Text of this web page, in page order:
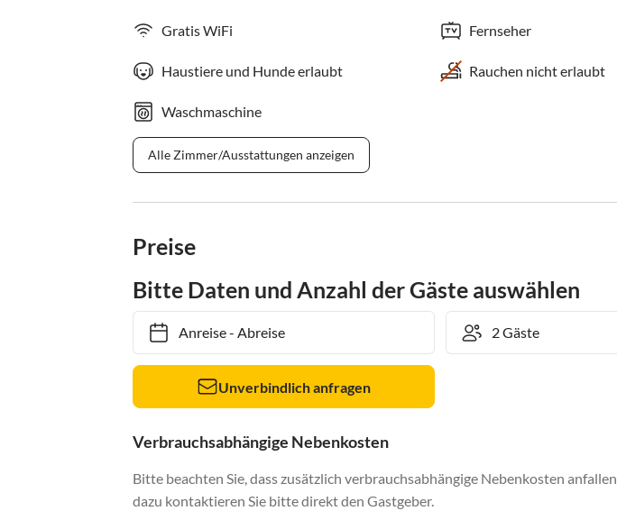
Gratis WiFi Fernseher
Haustiere und Hunde erlaubt Rauchen nicht erlaubt
Waschmaschine
Alle Zimmer/Ausstattungen anzeigen
Preise
Bitte Daten und Anzahl der Gäste auswählen
Anreise- Abreise
Unverbindlich anfragen
Verbrauchsabhängige Nebenkosten
Bitte beachten Sie, dass zusätzlich verbrauchsabhängige Nebenkosten
dazu kontaktieren Sie bitte direkt den Gastgeber.